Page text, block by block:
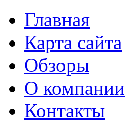
Главная
Карта сайта
Обзоры
О компании
Контакты